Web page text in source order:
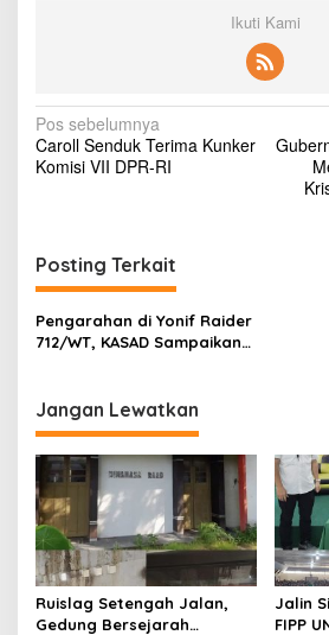
Ikuti Kami
N
a
g
a
s
i
p
o
s
Pos sebelumnya
Caroll Senduk Terima Kunker
Komisi VII DPR-RI
Posting Terkait
Pengarahan di Yonif Raider
712/WT, KASAD Sampaikan
Jangan Lewatkan
Ruislag Setengah Jalan,
Gedung Bersejarah
Jalin
FIPP